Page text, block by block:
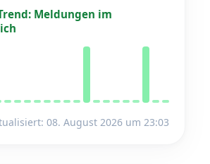
Meldungen im
08. August 2026 um 23:03